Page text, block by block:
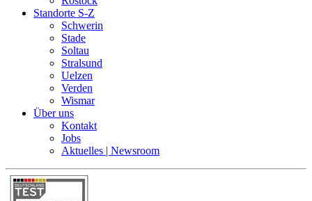
Standorte S-Z
Schwerin
Stade
Soltau
Stralsund
Uelzen
Verden
Wismar
Über uns
Kontakt
Jobs
Aktuelles | Newsroom